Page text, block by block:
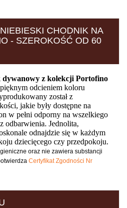
CHODNIK NA
- SZEROKOŚĆ OD 60
z kolekcji Portofino
odcieniem koloru
został z
jakie były dostępne na
w pełni odporny na wszelkiego
odbarwienia. Jednolita,
odnajdzie się w każdym
dziecięcego czy przedpokoju.
oraz nie zawiera substancji
Certyfikat Zgodności Nr